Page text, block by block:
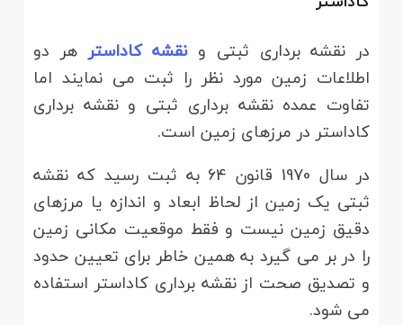
در نقشه برداری ثبتی ونقشه کاداسترهر دو
اطلاعات زمین مورد نظر را ثبت می نمایند اما
تفاوت عمده نقشه برداری ثبتی و نقشه برداری
کاداستر در مرزهای زمین است.
در سال 1970 قانون 64 به ثبت رسید که نقشه
ثبتی یک زمین از لحاظ ابعاد و اندازه یا مرزهای
دقیق زمین نیست و فقط موقعیت مکانی زمین
را در بر می گیرد به همین خاطر برای تعیین حدود
و تصدیق صحت از نقشه برداری کاداستر استفاده
می شود.